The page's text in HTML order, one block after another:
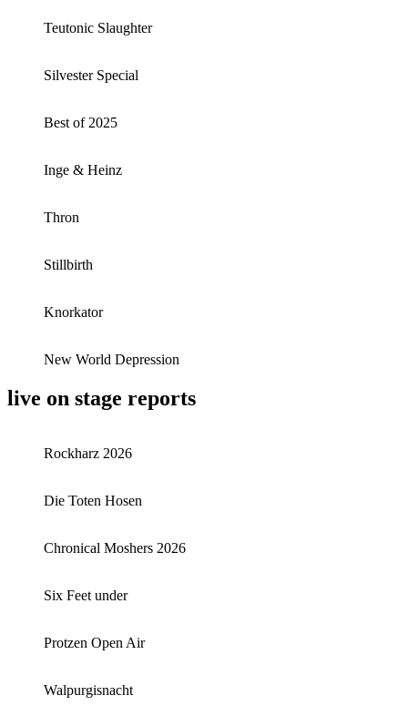
Teutonic Slaughter
Silvester Special
Best of 2025
Inge & Heinz
Thron
Stillbirth
Knorkator
New World Depression
live on stage reports
Rockharz 2026
Die Toten Hosen
Chronical Moshers 2026
Six Feet under
Protzen Open Air
Walpurgisnacht